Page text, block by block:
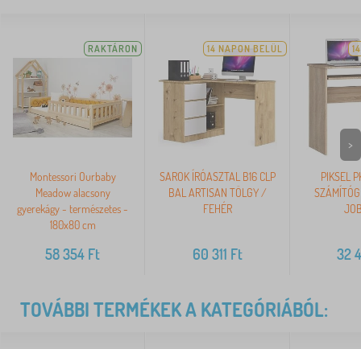
RAKTÁRON
Montessori Ourbaby
Meadow alacsony
gyerekágy - természetes -
180x80 cm
58 354 Ft
14 NAPON BELÜL
SAROK ÍRÓASZTAL B16 CLP
BAL ARTISAN TÖLGY /
FEHÉR
60 311 Ft
PIKSEL
32
>
TOVÁBBI TERMÉKEK A KATEGÓRIÁBÓL: